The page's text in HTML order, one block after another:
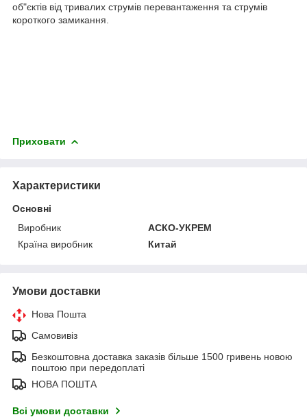
об"єктів від тривалих струмів перевантаження та струмів
короткого замикання.
Приховати
Характеристики
Основні
Виробник
АСКО-УКРЕМ
Країна виробник
Китай
Умови доставки
Нова Пошта
Самовивіз
Безкоштовна доставка заказів більше 1500 гривень новою
поштою при передоплаті
НОВА ПОШТА
Всі умови доставки